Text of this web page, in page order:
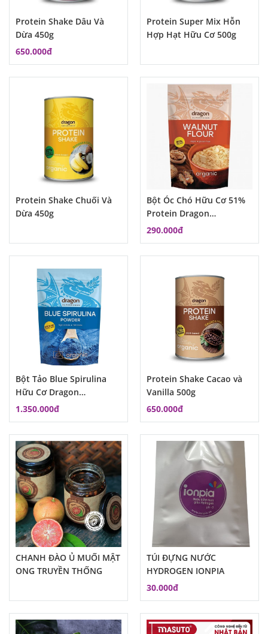
Protein Shake Dâu Và
Dừa 450g
650.000đ
Protein Super Mix Hỗn
Hợp Hạt Hữu Cơ 500g
Protein Shake Chuối Và
Dừa 450g
Bột Óc Chó Hữu Cơ 51%
Protein Dragon
Superfood
290.000đ
Bột Tảo Blue Spirulina
Hữu Cơ Dragon
Superfoods 75g MSP:
1.350.000đ
Protein Shake Cacao và
Vanilla 500g
650.000đ
CHANH ĐÀO Ủ MUỐI MẬT
ONG TRUYỀN THỐNG
TÚI ĐỰNG NƯỚC
HYDROGEN IONPIA
30.000đ